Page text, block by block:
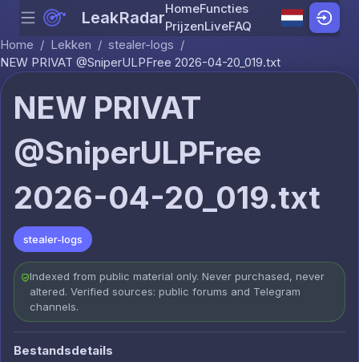
Skip to content
Menu LeakRadarHomeFuncties
PrijzenLiveFAQ
Home / Lekken / stealer-logs /
NEW PRIVAT @SniperULPFree 2026-04-20_019.txt
NEW PRIVAT
@SniperULPFree
2026-04-20_019.txt
stealer-logs
Indexed from public material only. Never purchased, never
altered. Verified sources: public forums and Telegram
channels.
Bestandsdetails